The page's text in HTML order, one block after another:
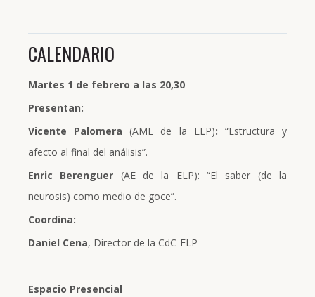
CALENDARIO
Martes 1 de febrero a las 20,30
Presentan:
Vicente Palomera(AME de la ELP): “Estructura y
afecto al final del análisis”.
Enric Berenguer (AE de la ELP): “El saber (de la
neurosis) como medio de goce”.
Coordina:
Daniel Cena, Director de la CdC-ELP
Espacio Presencial